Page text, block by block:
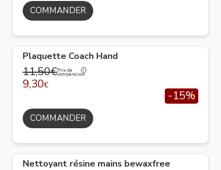
COMMANDER
Plaquette Coach Hand
11,50€Prix de
comparaison
9,30€
-15%
COMMANDER
Nettoyant résine mains bewaxfree